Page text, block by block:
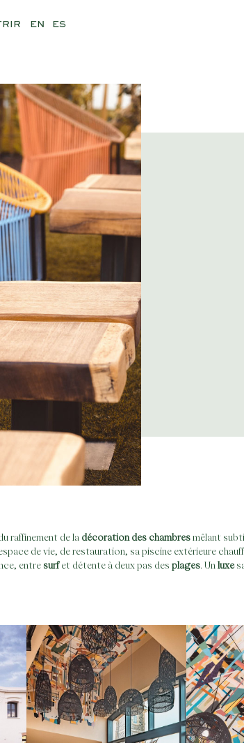
EN ES
raffinement de la décoration des chambresmêlant
de vie, de restauration, sa piscine extérieure
entre surfet détente à deux pas des plages. Un luxe